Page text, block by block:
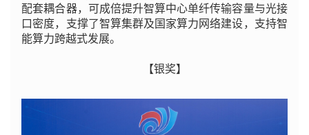
配套耦合器，可成倍提升智算中心单纤传输容量与光接
口密度，支撑了智算集群及国家算力网络建设，支持智
能算力跨越式发展。
【银奖】